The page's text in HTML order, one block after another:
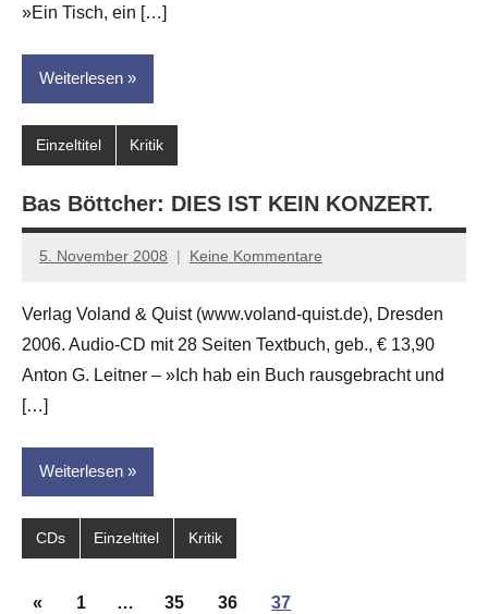
»Ein Tisch, ein […]
Weiterlesen
Einzeltitel Kritik
Bas Böttcher: DIES IST KEIN KONZERT.
5. November 2008
Anton
Leitner
Keine Kommentare
Verlag Voland & Quist (www.voland-quist.de), Dresden
2006. Audio-CD mit 28 Seiten Textbuch, geb., € 13,90
Anton G. Leitner – »Ich hab ein Buch rausgebracht und
[…]
Weiterlesen
CDs Einzeltitel Kritik
Seitennummerierung
«Vorherige
1 … 35 36 37